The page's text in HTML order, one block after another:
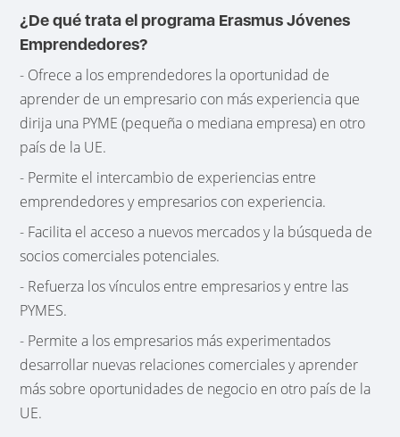
¿De qué trata el programa Erasmus Jóvenes
Emprendedores?
- Ofrece a los emprendedores la oportunidad de
aprender de un empresario con más experiencia que
dirija una PYME (pequeña o mediana empresa) en otro
país de la UE.
- Permite el intercambio de experiencias entre
emprendedores y empresarios con experiencia.
- Facilita el acceso a nuevos mercados y la búsqueda de
socios comerciales potenciales.
- Refuerza los vínculos entre empresarios y entre las
PYMES.
- Permite a los empresarios más experimentados
desarrollar nuevas relaciones comerciales y aprender
más sobre oportunidades de negocio en otro país de la
UE.